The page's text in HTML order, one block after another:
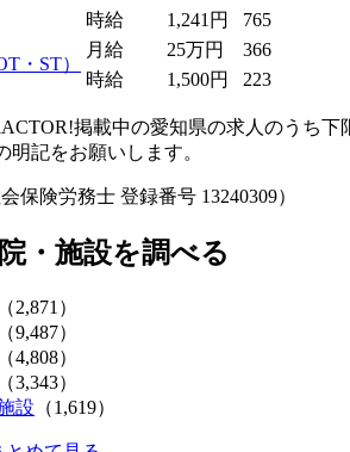
時給
1,241円 765
・ST）
月給 25万円
366
時給
1,500円 223
掲載中の愛知県の求人のうち
明記をお願いします。
保険労務士 登録番号 13240309）
・施設を調べる
（2,871）
（9,487）
（4,808）
（3,343）
設 （1,619）